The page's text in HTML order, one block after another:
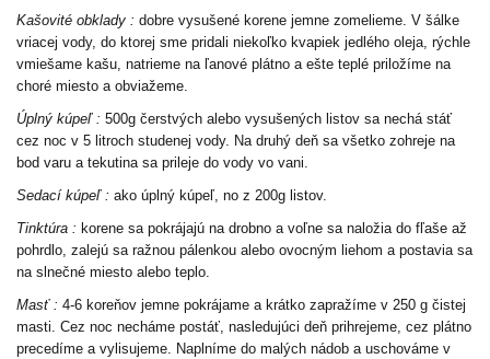
Kašovité obklady : dobre vysušené korene jemne zomelieme. V šálke
vriacej vody, do ktorej sme pridali niekoľko kvapiek jedlého oleja, rýchle
vmiešame kašu, natrieme na ľanové plátno a ešte teplé priložíme na
choré miesto a obviažeme.
Úplný kúpeľ : 500g čerstvých alebo vysušených listov sa nechá stáť
cez noc v 5 litroch studenej vody. Na druhý deň sa všetko zohreje na
bod varu a tekutina sa prileje do vody vo vani.
Sedací kúpeľ : ako úplný kúpeľ, no z 200g listov.
Tinktúra : korene sa pokrájajú na drobno a voľne sa naložia do fľaše až
pohrdlo, zalejú sa ražnou pálenkou alebo ovocným liehom a postavia sa
na slnečné miesto alebo teplo.
Masť : 4-6 koreňov jemne pokrájame a krátko zapražíme v 250 g čistej
masti. Cez noc necháme postáť, nasledujúci deň prihrejeme, cez plátno
precedíme a vylisujeme. Naplníme do malých nádob a uschováme v